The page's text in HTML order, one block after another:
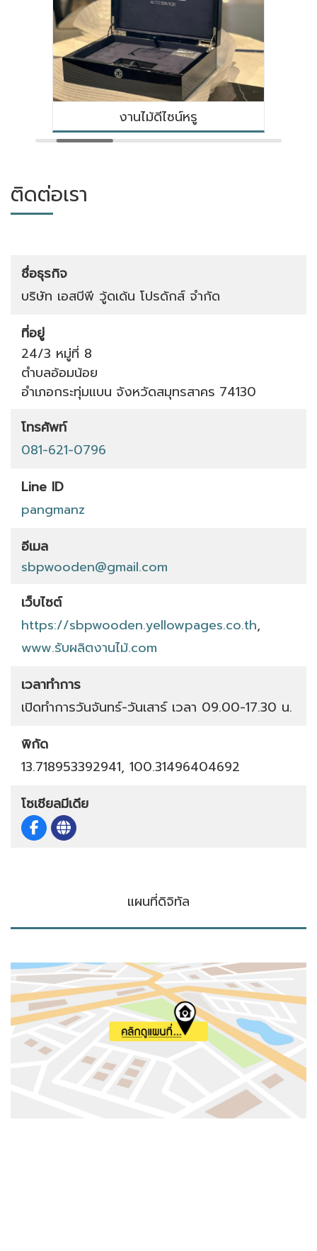
งานไม้ดีไซน์หรู
ติดต่อเรา
ชื่อธุรกิจ
บริษัท เอสบีพี วู้ดเด้น โปรดักส์ จำกัด
ที่อยู่
24/3 หมู่ที่ 8
ตำบลอ้อมน้อย
อำเภอกระทุ่มแบน จังหวัดสมุทรสาคร 74130
โทรศัพท์
081-621-0796
Line ID
pangmanz
อีเมล
sbpwooden@gmail.com
เว็บไซต์
https://sbpwooden.yellowpages.co.th,
www.รับผลิตงานไม้.com
เวลาทำการ
เปิดทำการวันจันทร์-วันเสาร์ เวลา 09.00-17.30 น.
พิกัด
13.718953392941, 100.31496404692
โซเชียลมีเดีย
แผนที่ดิจิทัล